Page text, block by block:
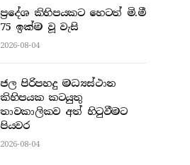
ප්‍රදේශ කිහිපයකට හෙටත් මි.මී
75 ඉක්ම වූ වැසි
2026-08-04
ජල පිරිපහදු මධ්‍යස්ථාන
කිහිපයක කටයුතු
තාවකාලිකව අත් හිටුවීමට
පියවර
2026-08-04